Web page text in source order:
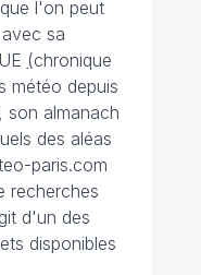
l'on peut
sa
(chronique
météo depuis
son almanach
des aléas
paris.com
recherches
d'un des
disponibles